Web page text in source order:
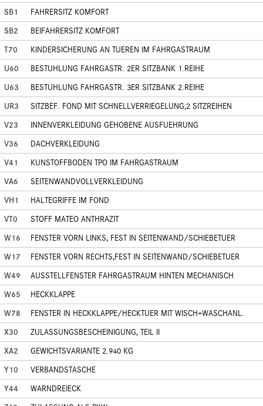
SB1
FAHRERSITZ KOMFORT
SB2
BEIFAHRERSITZ KOMFORT
T70
KINDERSICHERUNG AN TUEREN IM FAHRGASTRAUM
U60
BESTUHLUNG FAHRGASTR. 2ER SITZBANK 1.REIHE
U63
BESTUHLUNG FAHRGASTR. 3ER SITZBANK 2.REIHE
UR3
SITZBEF. FOND MIT SCHNELLVERRIEGELUNG;2 SITZREIHEN
V23
INNENVERKLEIDUNG GEHOBENE AUSFUEHRUNG
V36
DACHVERKLEIDUNG
V41
KUNSTOFFBODEN TPO IM FAHRGASTRAUM
VA6
SEITENWANDVOLLVERKLEIDUNG
VH1
HALTEGRIFFE IM FOND
VT0
STOFF MATEO ANTHRAZIT
W16
FENSTER VORN LINKS, FEST IN SEITENWAND/SCHIEBETUER
W17
FENSTER VORN RECHTS,FEST IN SEITENWAND/SCHIEBETUER
W49
AUSSTELLFENSTER FAHRGASTRAUM HINTEN MECHANISCH
W65
HECKKLAPPE
W78
FENSTER IN HECKKLAPPE/HECKTUER MIT WISCH+WASCHANL.
X30
ZULASSUNGSBESCHEINIGUNG, TEIL II
XA2
GEWICHTSVARIANTE 2.940 KG
Y10
VERBANDSTASCHE
Y44
WARNDREIECK